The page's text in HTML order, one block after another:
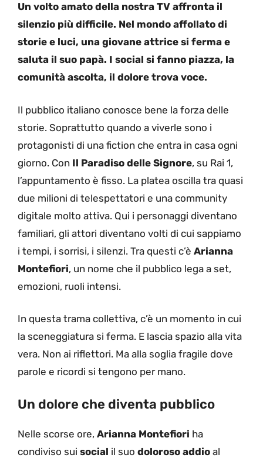
Un volto amato della nostra TV affronta il
silenzio più difficile. Nel mondo affollato di
storie e luci, una giovane attrice si ferma e
saluta il suo papà. I social si fanno piazza, la
comunità ascolta, il dolore trova voce.
Il pubblico italiano conosce bene la forza delle
storie. Soprattutto quando a viverle sono i
protagonisti di una fiction che entra in casa ogni
giorno. Con Il Paradiso delle Signore, su Rai 1,
l’appuntamento è fisso. La platea oscilla tra quasi
due milioni di telespettatori e una community
digitale molto attiva. Qui i personaggi diventano
familiari, gli attori diventano volti di cui sappiamo
i tempi, i sorrisi, i silenzi. Tra questi c’è Arianna
Montefiori, un nome che il pubblico lega a set,
emozioni, ruoli intensi.
In questa trama collettiva, c’è un momento in cui
la sceneggiatura si ferma. E lascia spazio alla vita
vera. Non ai riflettori. Ma alla soglia fragile dove
parole e ricordi si tengono per mano.
Un dolore che diventa pubblico
Nelle scorse ore, Arianna Montefiori ha
condiviso sui social il suo doloroso addio al